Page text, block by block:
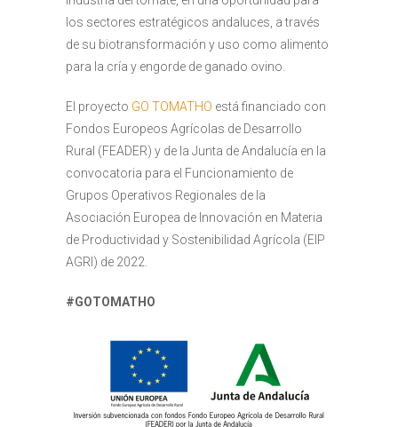
los sectores estratégicos andaluces, a través
de su biotransformación y uso como alimento
para la cría y engorde de ganado ovino.
El proyecto GO TOMATHO está financiado con
Fondos Europeos Agrícolas de Desarrollo
Rural (FEADER) y de la Junta de Andalucía en la
convocatoria para el Funcionamiento de
Grupos Operativos Regionales de la
Asociación Europea de Innovación en Materia
de Productividad y Sostenibilidad Agrícola (EIP
AGRI) de 2022.
#GOTOMATHO